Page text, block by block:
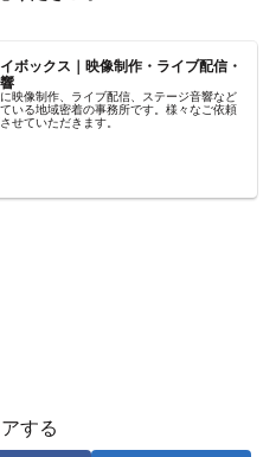
ボックス｜映像制作・ライブ配信・
映像制作、ライブ配信、ステージ音響など
いる地域密着の事務所です。様々なご依頼
せていただきます。
する